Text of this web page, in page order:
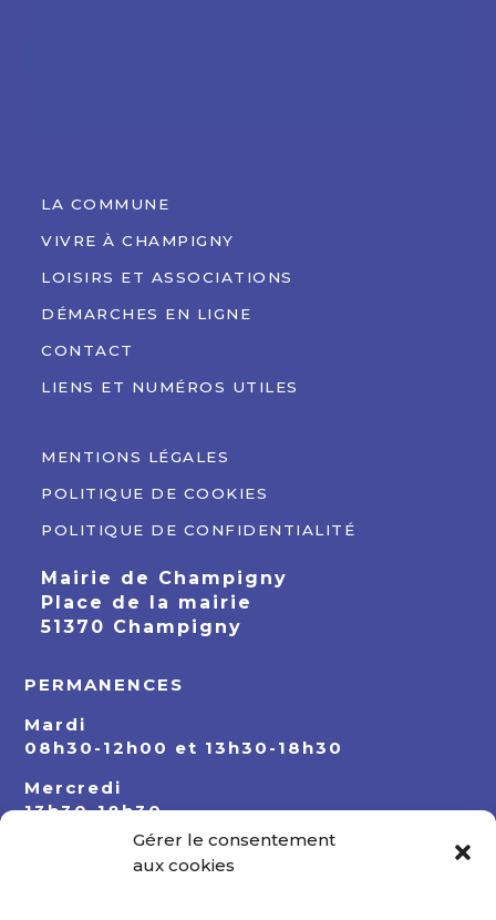
Gérer le consentement
aux cookies
LA COMMUNE
VIVRE À CHAMPIGNY
LOISIRS ET ASSOCIATIONS
DÉMARCHES EN LIGNE
CONTACT
LIENS ET NUMÉROS UTILES
MENTIONS LÉGALES
POLITIQUE DE COOKIES
POLITIQUE DE CONFIDENTIALITÉ
Mairie de Champigny
Place de la mairie
51370 Champigny
PERMANENCES
Mardi
08h30-12h00 et 13h30-18h30
Mercredi
13h30-18h30
08h30-12h00 et 13h30-18h30